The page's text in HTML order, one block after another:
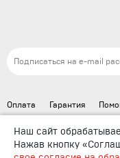
Оплата Гарантия
Наш сайт
Нажав кнопку